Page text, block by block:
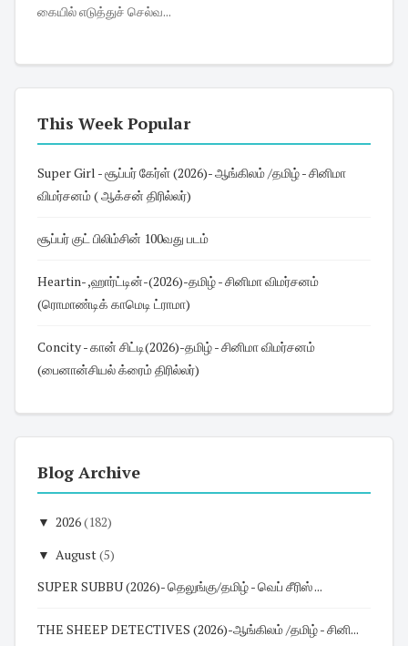
கையில் எடுத்துச் செல்வ...
This Week Popular
Super Girl - சூப்பர் கேர்ள் (2026)- ஆங்கிலம் /தமிழ் - சினிமா
விமர்சனம் ( ஆக்சன் திரில்லர்)
சூப்பர் குட் பிலிம்சின் 100வது படம்
Heartin- ,ஹார்ட்டின்-(2026)-தமிழ் - சினிமா விமர்சனம்
(ரொமாண்டிக் காமெடி ட்ராமா)
Concity - கான் சிட்டி(2026)-தமிழ் - சினிமா விமர்சனம்
(பைனான்சியல் க்ரைம் திரில்லர்)
Blog Archive
▼ 2026(182)
▼ August(5)
SUPER SUBBU (2026)- தெலுங்கு/தமிழ் - வெப் சீரிஸ் ...
THE SHEEP DETECTIVES (2026)-ஆங்கிலம் /தமிழ் - சினி...